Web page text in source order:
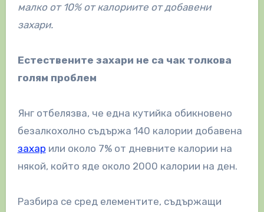
малко от 10% от калориите от добавени
захари.
Естествените захари не са чак толкова
голям проблем
Янг отбелязва, че една кутийка обикновено
безалкохолно съдържа 140 калории добавена
захар или около 7% от дневните калории на
някой, който яде около 2000 калории на ден.
Разбира се сред елементите, съдържащи